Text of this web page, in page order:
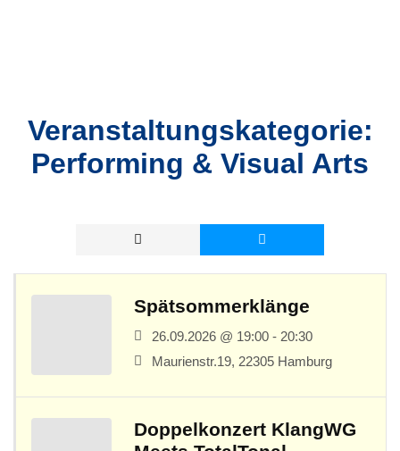
Veranstaltungskategorie:
Performing & Visual Arts
Spätsommerklänge
26.09.2026 @ 19:00 - 20:30
Maurienstr.19, 22305 Hamburg
Doppelkonzert KlangWG